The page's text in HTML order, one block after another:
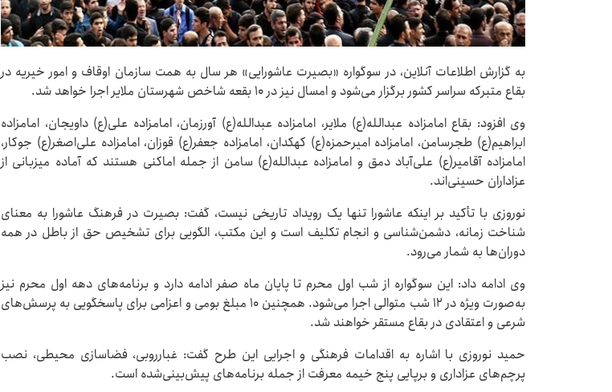
به گزارش اطلاعات آنلاین، در سوگواره «بصیرت عاشورایی» هر سال به همت سازمان اوقاف و امور خیریه در
بقاع متبرکه سراسر کشور برگزار می‌شود و امسال نیز در ۱۰ بقعه شاخص شهرستان ملایر اجرا خواهد شد.
وی افزود: بقاع امامزاده عبدالله(ع) ملایر، امامزاده عبدالله(ع) آورزمان، امامزاده علی(ع) داویجان، امامزاده
ابراهیم(ع) طجرسامن، امامزاده امیرحمزه(ع) کهکدان، امامزاده جعفر(ع) قوزان، امامزاده علی‌اصغر(ع) جوکار،
امامزاده آقامیر(ع) علی‌آباد دمق و امامزاده عبدالله(ع) سامن از جمله اماکنی هستند که آماده میزبانی از
عزاداران حسینی‌اند.
نوروزی با تأکید بر اینکه عاشورا تنها یک رویداد تاریخی نیست، گفت: بصیرت در فرهنگ عاشورا به معنای
شناخت زمانه، دشمن‌شناسی و انجام تکلیف است و این مکتب، الگویی برای تشخیص حق از باطل در همه
دوران‌ها به شمار می‌رود.
وی ادامه داد: این سوگواره از شب اول محرم تا پایان ماه صفر ادامه دارد و برنامه‌های دهه اول محرم نیز
به‌صورت ویژه در ۱۲ شب متوالی اجرا می‌شود. همچنین ۱۰ مبلغ بومی و اعزامی برای پاسخگویی به پرسش‌های
شرعی و اعتقادی در بقاع مستقر خواهند شد.
حمید نوروزی با اشاره به اقدامات فرهنگی و اجرایی این طرح گفت: غبارروبی، فضاسازی محیطی، نصب
پرچم‌های عزاداری و برپایی پنج خیمه معرفت از جمله برنامه‌های پیش‌بینی‌شده است.